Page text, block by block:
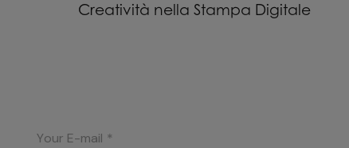
Creatività nella Stampa Digitale